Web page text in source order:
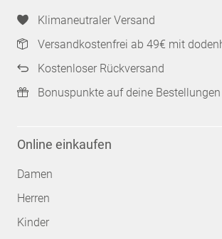
Klimaneutraler Versand
Versandkostenfrei ab 49€ mit
Kostenloser Rückversand
Bonuspunkte auf deine Bestellungen
Online einkaufen
Damen
Herren
Kinder